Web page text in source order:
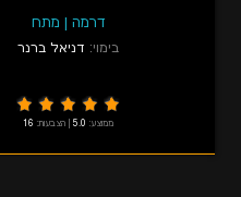
דרמה | מתח
בימוי: דניאל ברנר
ממוצע: 5.0 הצבעות: 16